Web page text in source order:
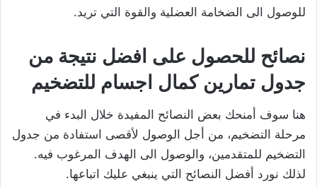
للوصول الى الضخامة العضلية والقوة التي تريد.
نصائح للحصول على افضل نتيجة من
جدول تمارين كمال اجسام للتضخيم
هنا سوف أمنحك بعض النصائح المفيدة خلال البدء في
مرحلة التضخيم، من أجل الوصول لأقصى استفادة من جدول
التضخيم للمتقدمين، والوصول الى الهدف المرغوب فيه.
لذلك نورد أفضل النصائح التي ينبغي عليك اتباعها.